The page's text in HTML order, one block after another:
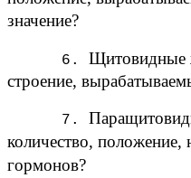
значение?
Щитовидные
строение,
количество, положение,
гормонов?